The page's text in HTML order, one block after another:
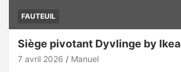
FAUTEUIL
Siège pivotant Dyvlinge by Ikea
7 avril 2026 Manuel